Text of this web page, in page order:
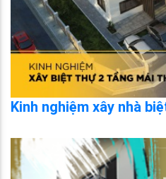
Kinh nghiệm xây nhà